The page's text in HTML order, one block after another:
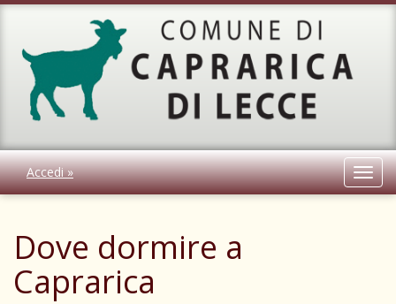
Accedi »
Dove dormire a
Caprarica